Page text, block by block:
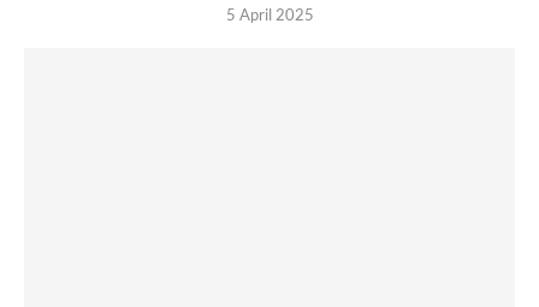
5 April 2025